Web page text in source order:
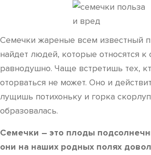
Семечки жареные всем известный
найдет людей, которые относятся к
равнодушно. Чаще встретишь тех,
оторваться не может. Оно и
лущишь потихоньку и горка
образовалась.
Семечки – это плоды
они на наших родных полях